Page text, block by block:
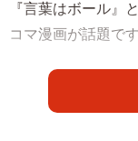
『言葉はボール』
コマ漫画が話題です
漫画を制作したの
れ、その中でも時